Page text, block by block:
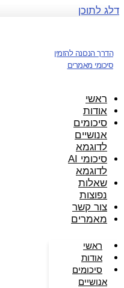
דלג לתוכן
הדרך הנכונה להזמין
סיכומי מאמרים
ראשי
אודות
סיכומים
אנושיים
לדוגמא
סיכומי AI
לדוגמא
שאלות
נפוצות
צור קשר
מאמרים
ראשי
אודות
סיכומים
אנושיים